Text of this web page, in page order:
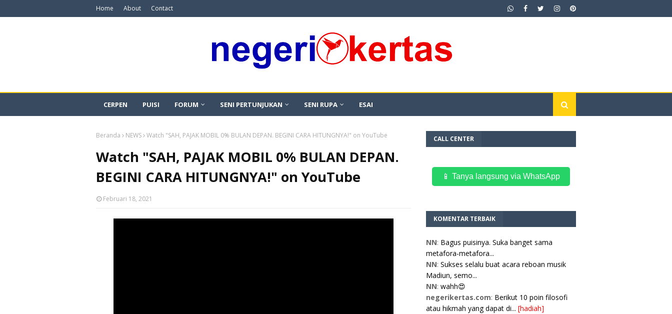
Home About Contact
CERPEN PUISI FORUM SENI PERTUNJUKAN SENI RUPA ESAI
Beranda NEWS Watch "SAH, PAJAK MOBIL 0% BULAN DEPAN. BEGINI CARA HITUNGNYA!" on YouTube
Watch "SAH, PAJAK MOBIL 0% BULAN DEPAN.
BEGINI CARA HITUNGNYA!" on YouTube
Februari 18, 2021
CALL CENTER
📱 Tanya langsung via WhatsApp
KOMENTAR TERBAIK
NN: Bagus puisinya. Suka banget sama
metafora-metafora...
NN: Sukses selalu buat acara reboan musik
Madiun, semo...
NN: wahh😍
negerikertas.com: Berikut 10 poin filosofi
atau hikmah yang dapat di... [hadiah]